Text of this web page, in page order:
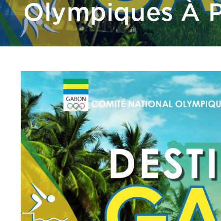
Olympiques À